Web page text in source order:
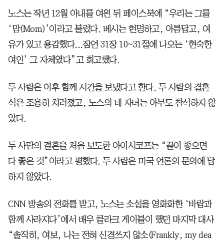
노스는 작년 12월 아내를 여읜 뒤 페이스북에 “우리는 그를
‘맘(Mom)’이라고 불렀다. 베시는 현명하고, 아름답고, 여
유가 있고 용감했다...잠언 31장 10~31절에 나오는 ‘현숙한
여인’ 그 자체였다”고 회고했다.
두 사람은 이후 함께 시간을 보냈다고 한다. 두 사람의 결혼
식은 조용히 치러졌고, 노스의 네 자녀는 아무도 참석하지 않
았다.
두 사람의 결혼을 처음 보도한 아이시코프는 “끝이 좋으면
다 좋은 것”이라고 평했다. 두 사람은 미국 언론의 문의에 답
하지 않았다.
CNN 방송의 전화를 받고, 노스는 소설을 영화화한 ‘바람과
함께 사라지다’에서 배우 클라크 게이블이 했던 마지막 대사
“솔직히, 여보, 나는 전혀 신경쓰지 않소(Frankly, my dea